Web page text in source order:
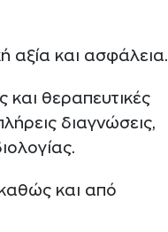
αξία και ασφάλεια.
και θεραπευτικές
διαγνώσεις,
και από